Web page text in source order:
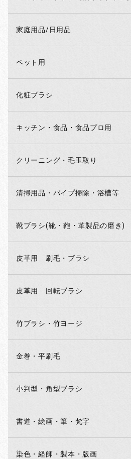
家庭用品/日用品
ペット用
化粧ブラシ
キッチン・食品・食品プロ用
クリーニング・毛玉取り
清掃用品・パイプ掃除・浴槽等
靴ブラシ(靴・鞄・革製品の磨き)
皮革用 刷毛・ブラシ
皮革用 回転ブラシ
竹ブラシ・竹ヨージ
金巻・平刷毛
小判型・角型ブラシ
書道・絵画・筆・梵字
染色・経師・製本・版画